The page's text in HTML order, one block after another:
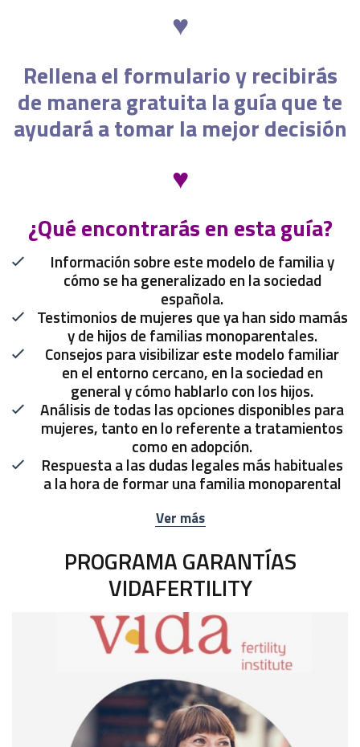
♥
Rellena el formulario y recibirás
de manera gratuita la guía que te
ayudará a tomar la mejor decisión
♥
¿Qué encontrarás en esta guía?
Información sobre este modelo de familia y
cómo se ha generalizado en la sociedad
española.
Testimonios de mujeres que ya han sido mamás
y de hijos de familias monoparentales.
Consejos para visibilizar este modelo familiar
en el entorno cercano, en la sociedad en
general y cómo hablarlo con los hijos.
Análisis de todas las opciones disponibles para
mujeres, tanto en lo referente a tratamientos
como en adopción.
Respuesta a las dudas legales más habituales
a la hora de formar una familia monoparental
Ver más
PROGRAMA GARANTÍAS
VIDAFERTILITY